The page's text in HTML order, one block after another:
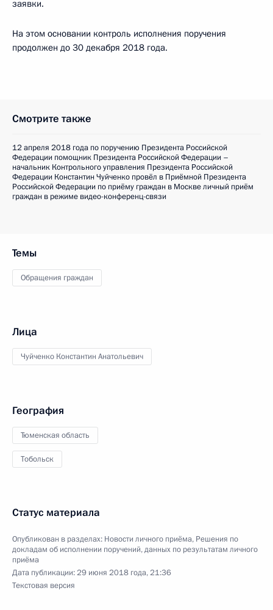
заявки.
На этом основании контроль исполнения поручения
продолжен до 30 декабря 2018 года.
Смотрите также
12 апреля 2018 года по поручению Президента Российской
Федерации помощник Президента Российской Федерации –
начальник Контрольного управления Президента Российской
Федерации Константин Чуйченко провёл в Приёмной Президента
Российской Федерации по приёму граждан в Москве личный приём
граждан в режиме видео-конференц-связи
Темы
Обращения граждан
Лица
Чуйченко Константин Анатольевич
География
Тюменская область
Тобольск
Статус материала
Опубликован в разделах: Новости личного приёма, Решения по
докладам об исполнении поручений, данных по результатам личного
приёма
Дата публикации:29 июня 2018 года, 21:36
Текстовая версия